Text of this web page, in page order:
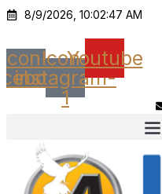
Ir
o
conteúdo
8/9/2026, 10:02:47 AM
Icon-Icon-
instagram-
1
Youtube